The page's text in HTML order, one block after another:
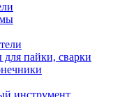
пайки, сварки
инструмент